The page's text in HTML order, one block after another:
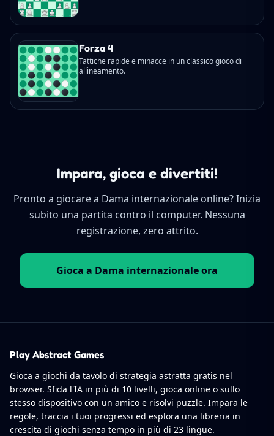
Forza 4
Tattiche rapide e minacce in un classico gioco di
allineamento.
Impara, gioca e divertiti!
Pronto a giocare a Dama internazionale online? Inizia
subito una partita contro il computer. Nessuna
registrazione, zero attrito.
Gioca a Dama internazionale ora
Play Abstract Games
Gioca a giochi da tavolo di strategia astratta gratis nel
browser. Sfida l'IA in più di 10 livelli, gioca online o sullo
stesso dispositivo con un amico e risolvi puzzle. Impara le
regole, traccia i tuoi progressi ed esplora una libreria in
crescita di giochi senza tempo in più di 23 lingue.